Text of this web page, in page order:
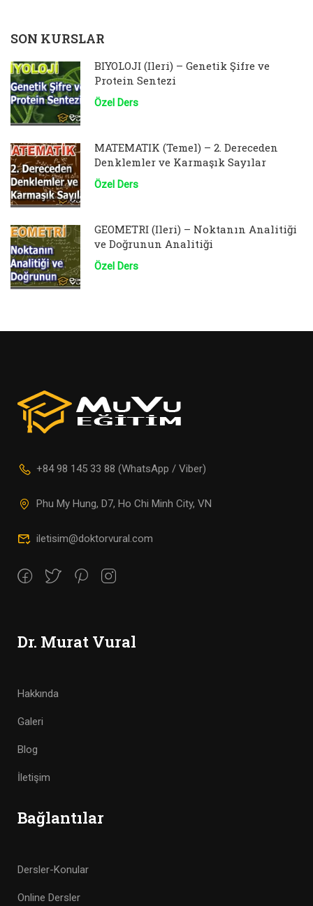
SON KURSLAR
BİYOLOJİ (İleri) – Genetik Şifre ve
Protein Sentezi
Özel Ders
MATEMATİK (Temel) – 2. Dereceden
Denklemler ve Karmaşık Sayılar
Özel Ders
GEOMETRİ (İleri) – Noktanın Analitiği
ve Doğrunun Analitiği
Özel Ders
+84 98 145 33 88 (WhatsApp / Viber)
Phu My Hung, D7, Ho Chi Minh City, VN
iletisim@doktorvural.com
Dr. Murat Vural
Hakkında
Galeri
Blog
İletişim
Bağlantılar
Dersler-Konular
Online Dersler